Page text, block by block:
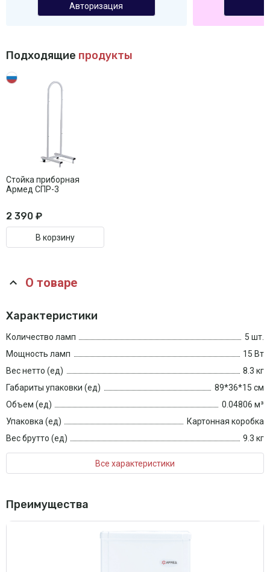
Авторизация
Подходящие продукты
Стойка приборная
Армед СПР-3
2 390 ₽
В корзину
О товаре
Характеристики
Количество ламп
5 шт.
Мощность ламп
15 Вт
Вес нетто (ед)
8.3 кг
Габариты упаковки (ед)
89*36*15 см
Объем (ед)
0.04806 м³
Упаковка (ед)
Картонная коробка
Вес брутто (ед)
9.3 кг
Все характеристики
Преимущества